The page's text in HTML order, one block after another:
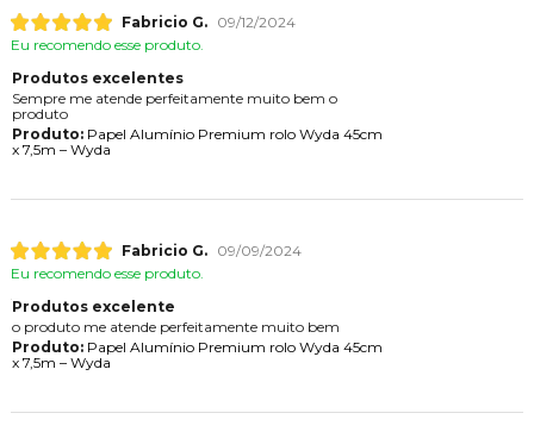
Fabricio G.
09/12/2024
Eu recomendo esse produto.
Produtos excelentes
Sempre me atende perfeitamente muito bem o
produto
Produto:Papel Alumínio Premium rolo Wyda 45cm
x 7,5m – Wyda
Fabricio G.
09/09/2024
Eu recomendo esse produto.
Produtos excelente
o produto me atende perfeitamente muito bem
Produto:Papel Alumínio Premium rolo Wyda 45cm
x 7,5m – Wyda